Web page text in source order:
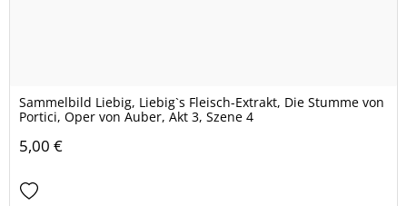
Sammelbild Liebig, Liebig`s Fleisch-Extrakt, Die Stumme von
Portici, Oper von Auber, Akt 3, Szene 4
5,00 €